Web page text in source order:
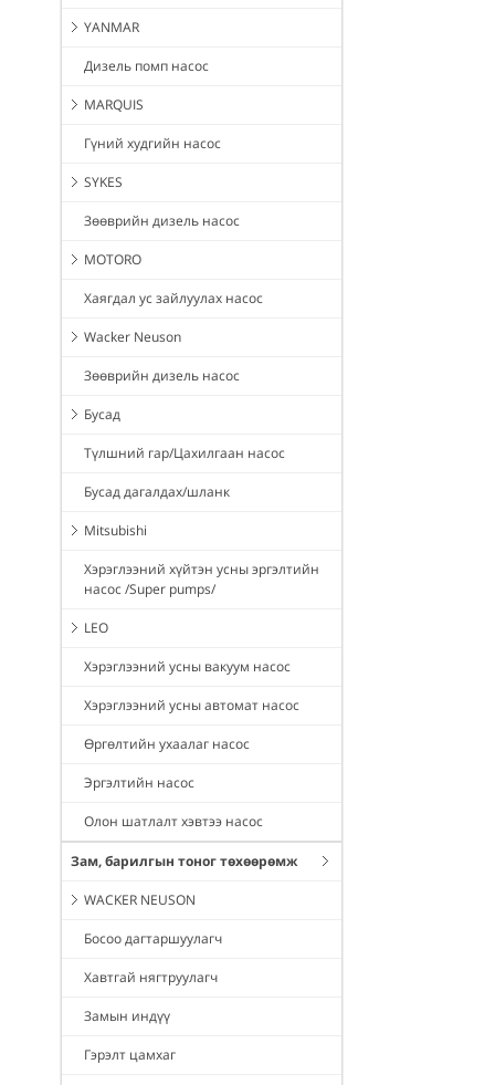
YANMAR
Дизель помп насос
MARQUIS
Гүний худгийн насос
SYKES
Зөөврийн дизель насос
MOTORO
Хаягдал ус зайлуулах насос
Wacker Neuson
Зөөврийн дизель насос
Бусад
Түлшний гар/Цахилгаан насос
Бусад дагалдах/шланк
Mitsubishi
Хэрэглээний хүйтэн усны эргэлтийн
насос /Super pumps/
LEO
Хэрэглээний усны вакуум насос
Хэрэглээний усны автомат насос
Өргөлтийн ухаалаг насос
Эргэлтийн насос
Олон шатлалт хэвтээ насос
Зам, барилгын тоног төхөөрөмж
WACKER NEUSON
Босоо дагтаршуулагч
Хавтгай нягтруулагч
Замын индүү
Гэрэлт цамхаг